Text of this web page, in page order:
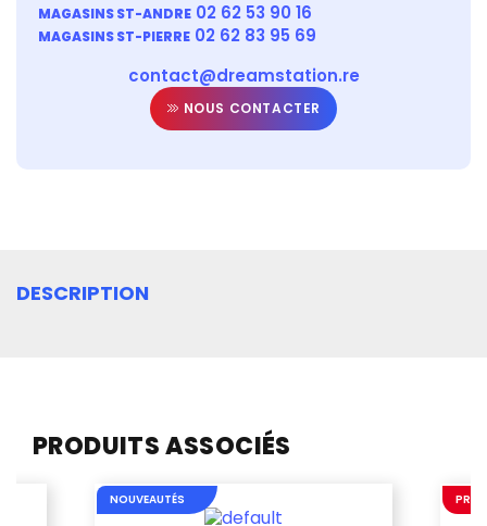
MAGASINS ST-ANDRE 02 62 53 90 16
MAGASINS ST-PIERRE 02 62 83 95 69
contact@dreamstation.re
NOUS CONTACTER
DESCRIPTION
PRODUITS ASSOCIÉS
NOUVEAUTÉS